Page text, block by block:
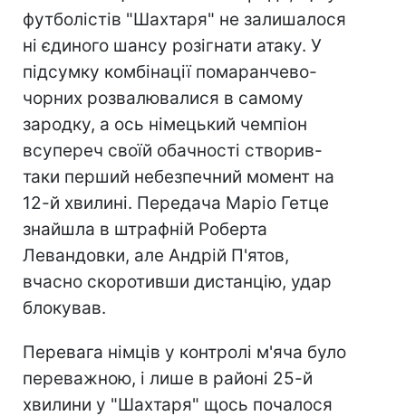
футболістів "Шахтаря" не залишалося
ні єдиного шансу розігнати атаку. У
підсумку комбінації помаранчево-
чорних розвалювалися в самому
зародку, а ось німецький чемпіон
всупереч своїй обачності створив-
таки перший небезпечний момент на
12-й хвилині. Передача Маріо Гетце
знайшла в штрафній Роберта
Левандовки, але Андрій П'ятов,
вчасно скоротивши дистанцію, удар
блокував.
Перевага німців у контролі м'яча було
переважною, і лише в районі 25-й
хвилини у "Шахтаря" щось почалося